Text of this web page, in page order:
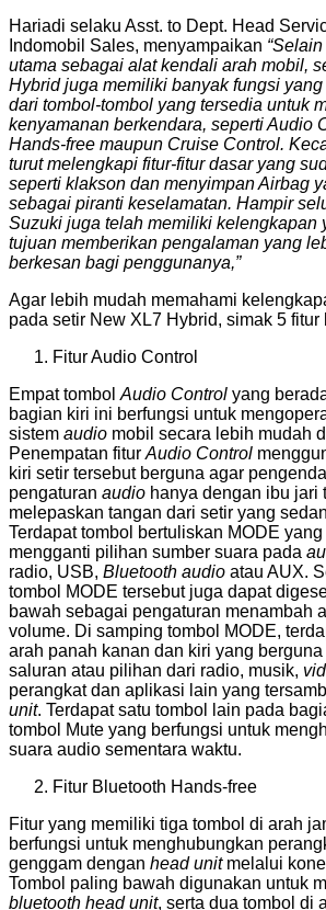
Hariadi selaku Asst. to Dept. Head
Indomobil Sales, menyampaikan
utama sebagai alat kendali arah mobil,
Hybrid juga memiliki banyak fungsi
dari tombol-tombol yang tersedia untuk
kenyamanan berkendara, seperti Audio
Hands-free maupun Cruise Control.
turut melengkapi fitur-fitur dasar yang
seperti klakson dan menyimpan Airbag
sebagai piranti keselamatan. Hampir
Suzuki juga telah memiliki kelengkapan
tujuan memberikan pengalaman yang
berkesan bagi penggunanya,”
Agar lebih mudah memahami
pada setir New XL7 Hybrid, simak 5 fitur
Fitur Audio Control
Empat tombol Audio Control yang
bagian kiri ini berfungsi untuk
sistem audio mobil secara lebih mudah
Penempatan fitur Audio Control
kiri setir tersebut berguna agar
pengaturan audio hanya dengan ibu jari
melepaskan tangan dari setir yang
Terdapat tombol bertuliskan MODE
mengganti pilihan sumber suara pada
radio, USB, Bluetooth audio atau AUX.
tombol MODE tersebut juga dapat
bawah sebagai pengaturan menambah
volume. Di samping tombol MODE,
arah panah kanan dan kiri yang
saluran atau pilihan dari radio, musik,
perangkat dan aplikasi lain yang
unit. Terdapat satu tombol lain pada
tombol Mute yang berfungsi untuk
suara audio sementara waktu.
Fitur Bluetooth Hands-free
Fitur yang memiliki tiga tombol di arah
berfungsi untuk menghubungkan
genggam dengan head unitmelalui
Tombol paling bawah digunakan untuk
bluetooth head unit, serta dua tombol di